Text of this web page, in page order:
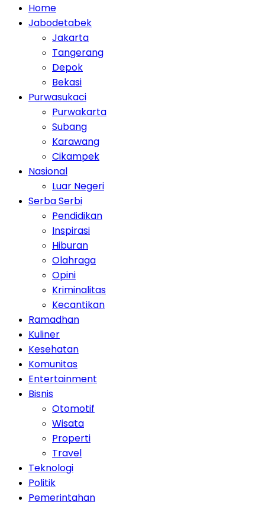
Home
Jabodetabek
Jakarta
Tangerang
Depok
Bekasi
Purwasukaci
Purwakarta
Subang
Karawang
Cikampek
Nasional
Luar Negeri
Serba Serbi
Pendidikan
Inspirasi
Hiburan
Olahraga
Opini
Kriminalitas
Kecantikan
Ramadhan
Kuliner
Kesehatan
Komunitas
Entertainment
Bisnis
Otomotif
Wisata
Properti
Travel
Teknologi
Politik
Pemerintahan